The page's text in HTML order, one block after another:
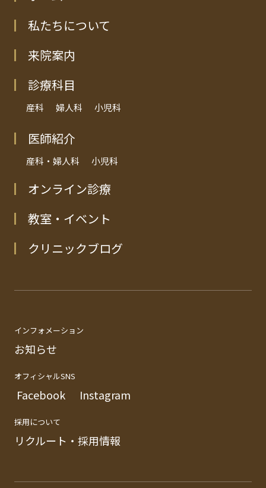
私たちについて
来院案内
診療科目
産科 婦人科 小児科
医師紹介
産科・婦人科 小児科
オンライン診療
教室・イベント
クリニックブログ
インフォメーション
お知らせ
オフィシャルSNS
Facebook Instagram
採用について
リクルート・採用情報